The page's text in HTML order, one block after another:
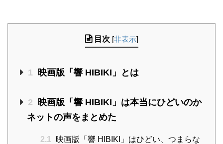
目次 [非表示]
1 映画版「響 HIBIKI」とは
2
映画版「響 HIBIKI」は本当にひどいのか
ネットの声をまとめた
2.1
映画版「響 HIBIKI」はひどい、つまらな